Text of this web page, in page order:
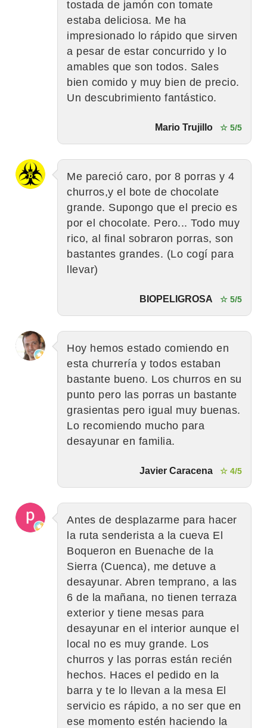
tostada de jamón con tomate
estaba deliciosa. Me ha
impresionado lo rápido que sirven
a pesar de estar concurrido y lo
amables que son todos. Sales
bien comido y muy bien de precio.
Un descubrimiento fantástico.
Mario Trujillo ☆ 5/5
Me pareció caro, por 8 porras y 4
churros,y el bote de chocolate
grande. Supongo que el precio es
por el chocolate. Pero... Todo muy
rico, al final sobraron porras, son
bastantes grandes. (Lo cogí para
llevar)
BIOPELIGROSA ☆ 5/5
Hoy hemos estado comiendo en
esta churrería y todos estaban
bastante bueno. Los churros en su
punto pero las porras un bastante
grasientas pero igual muy buenas.
Lo recomiendo mucho para
desayunar en familia.
Javier Caracena ☆ 4/5
Antes de desplazarme para hacer
la ruta senderista a la cueva El
Boqueron en Buenache de la
Sierra (Cuenca), me detuve a
desayunar. Abren temprano, a las
6 de la mañana, no tienen terraza
exterior y tiene mesas para
desayunar en el interior aunque el
local no es muy grande. Los
churros y las porras están recién
hechos. Haces el pedido en la
barra y te lo llevan a la mesa El
servicio es rápido, a no ser que en
ese momento estén haciendo la